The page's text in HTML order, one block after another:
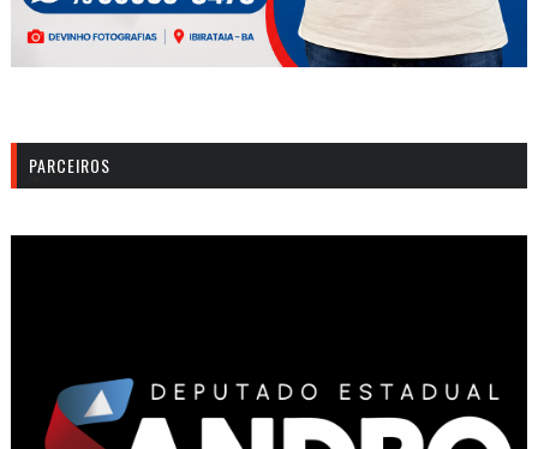
PARCEIROS